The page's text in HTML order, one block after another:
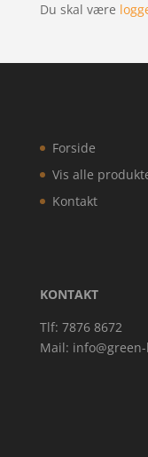
Du skal være
Forside
Vis alle
Kontakt
KONTAKT
Tlf: 7876 8672
Mail: